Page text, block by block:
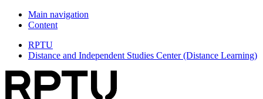
Main navigation
Content
RPTU
Distance and Independent Studies Center (Distance Learning)